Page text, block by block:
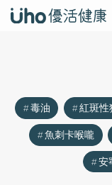
毒油 紅斑性
魚刺卡喉嚨
安